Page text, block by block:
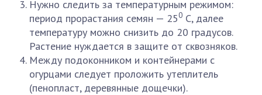
Нужно следить за температурным режимом:
период прорастания семян — 250 С, далее
температуру можно снизить до 20 градусов.
Растение нуждается в защите от сквозняков.
Между подоконником и контейнерами с
огурцами следует проложить утеплитель
(пенопласт, деревянные дощечки).